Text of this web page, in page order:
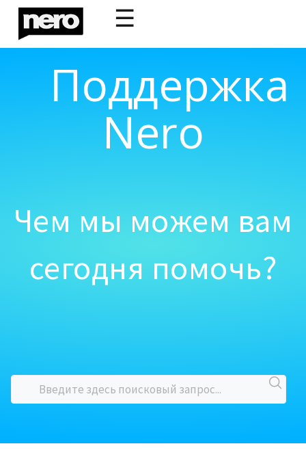
☰
Поддержка
Nero
Чем мы можем вам
сегодня помочь?